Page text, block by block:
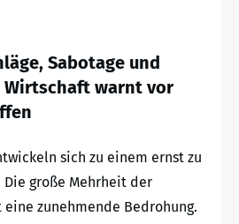
Sabotage und
Wirtschaft warnt vor
sich zu einem ernst zu
große Mehrheit der
zunehmende Bedrohung.